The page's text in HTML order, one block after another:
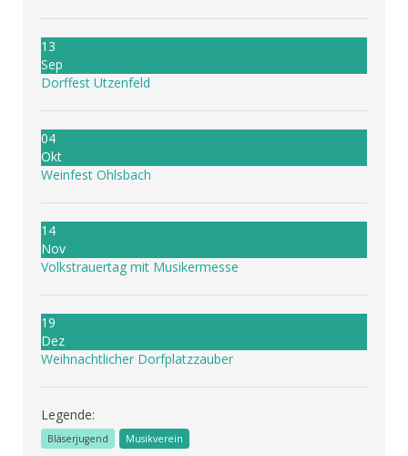
13
Sep
Dorffest Utzenfeld
04
Okt
Weinfest Ohlsbach
14
Nov
Volkstrauertag mit Musikermesse
19
Dez
Weihnachtlicher Dorfplatzzauber
Legende:
Bläserjugend Musikverein